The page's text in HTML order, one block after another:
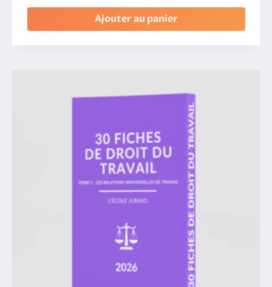
Ajouter au panier